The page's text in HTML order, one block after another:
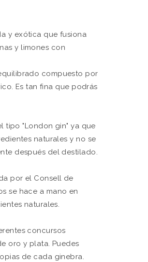
y exótica que fusiona
y limones con
compuesto por
Es tan fina que podrás
tipo "London gin" ya que
naturales y no se
después del destilado.
por el Consell de
se hace a mano en
naturales.
concursos
oro y plata. Puedes
de cada ginebra.